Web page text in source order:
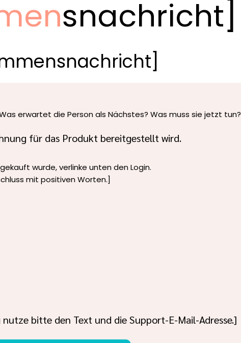
snachricht]
erwartet die Person als Nächstes? Was muss sie jetzt tun?
für das Produkt bereitgestellt wird.
wurde, verlinke unten den Login.
mit positiven Worten.]
bitte den Text und die Support-E-Mail-Adresse.]